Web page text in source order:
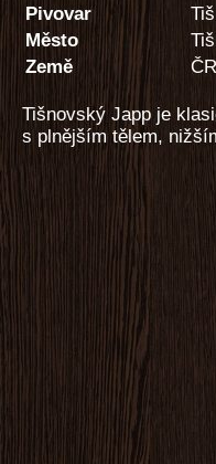
Pivovar
Město
Země
ČR
Tišnovský Japp je
s plnějším tělem,